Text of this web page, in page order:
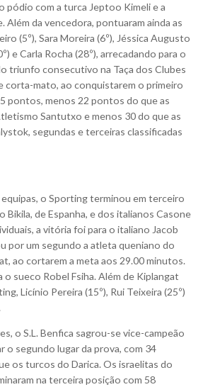
pódio com a turca Jeptoo Kimeli e a
Além da vencedora, pontuaram ainda as
(5º), Sara Moreira (6º), Jéssica Augusto
e Carla Rocha (28º), arrecadando para o
triunfo consecutivo na Taça dos Clubes
corta-mato, ao conquistarem o primeiro
pontos, menos 22 pontos do que as
Santutxo e menos 30 do que as
segundas e terceiras classificadas
equipas, o Sporting terminou em terceiro
Bikila, de Espanha, e dos italianos Casone
a vitória foi para o italiano Jacob
por um segundo a atleta queniano do
ao cortarem a meta aos 29.00 minutos.
sueco Robel Fsiha. Além de Kiplangat
Licínio Pereira (15º), Rui Teixeira (25º)
o S.L. Benfica sagrou-se vice-campeão
o segundo lugar da prova, com 34
os turcos do Darica. Os israelitas do
na terceira posição com 58